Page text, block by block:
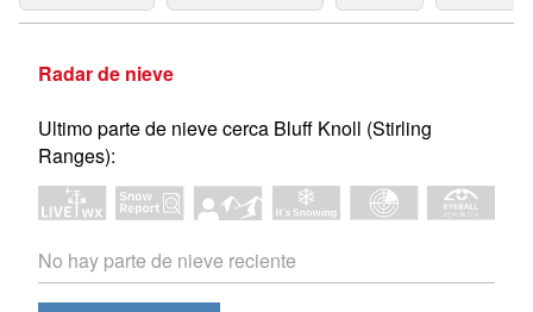
Radar de nieve
Ultimo parte de nieve cerca Bluff Knoll (Stirling
Ranges):
No hay parte de nieve reciente